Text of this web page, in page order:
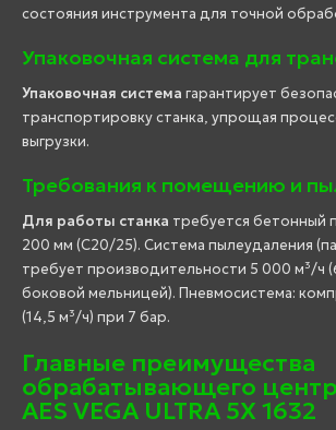
состояния инструмента для точной
Упаковочная система для
Упаковочная система гарантирует
транспортировку станка, упрощая
выгрузки.
Требования к помещению и
Для работы станка требуется бетонный
200 мм (C20/25). Система пылеудаления
требует производительности 5 000 м³/ч
боковой мельницей). Пневмосистема:
(14,5 м³/ч) при 7 бар.
Главные преимущества
обрабатывающего
AES VEGA ULTRA 5X 1632